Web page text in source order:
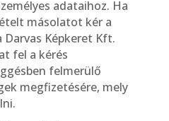
adataihoz. Ha
másolatot kér a
Darvas Képkeret Kft.
fel a kérés
felmerülő
megfizetésére, mely